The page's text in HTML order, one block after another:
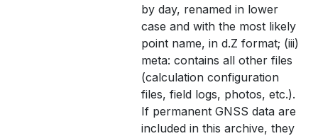
by day, renamed in lower
case and with the most likely
point name, in d.Z format; (iii)
meta: contains all other files
(calculation configuration
files, field logs, photos, etc.).
If permanent GNSS data are
included in this archive, they